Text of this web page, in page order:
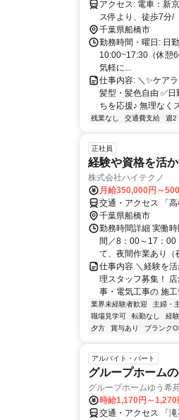
アクセス: 電車：新京成線「高根公団駅」より、徒歩５分 バス：「高根公団駅」バ
ス停より、徒歩7分/
インターより約15分/東
は無料駐車場を利用
千葉県船橋市
勤務時間・曜日: 日
10:00~17:30（休憩
気軽に...
仕事内容: ＼✨ケア
髪型・髪色自由 ✅
ちを応援♪ 無理なく
残業なし 交通費支給 週2
正社員
経験や資格を活
株式会社ハイテクノ
月給350,000円～
交通・アクセス 「
千葉県船橋市
勤務時間詳細 実働
間／8：00～17：00
て、夜間作業あり（
仕事内容 ＼経験を
理スタッフ募集！
事・電気工事の 施
業界未経験者歓迎 主婦・
職場見学可
転勤なし 経
夕方
賞与あり ブランク
アルバイト・パート
グループホーム
グループホームゆう希
時給1,170円～1,270
交通・アクセス 「